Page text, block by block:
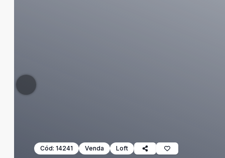
Cód: 14241 Venda Loft